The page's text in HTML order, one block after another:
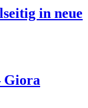
in neue
Giora